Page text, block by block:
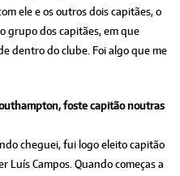
ele e os outros dois capitães, o
grupo dos capitães, em que
dentro do clube. Foi algo que me
foste capitão noutras
cheguei, fui logo eleito capitão
Luís Campos. Quando começas a